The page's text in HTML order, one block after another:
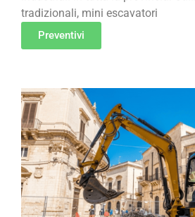
tradizionali, mini escavatori
Preventivi